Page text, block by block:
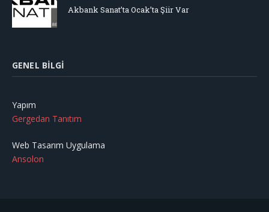
Akbank Sanat’ta Ocak’ta Şiir Var
GENEL BILGI
Yapım
Gergedan Tanıtım
Web Tasarım Uygulama
Ansolon